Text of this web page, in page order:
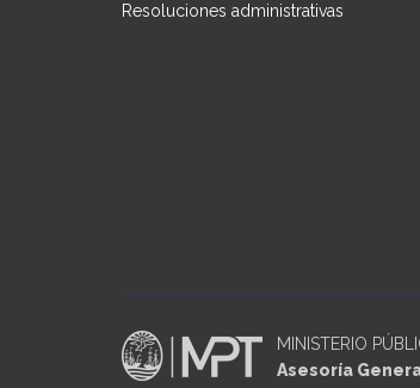
Resoluciones administrativas
MINISTERIO
Asesoría